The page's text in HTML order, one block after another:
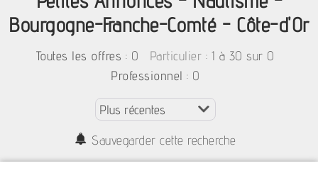
Bourgogne-Franche-Comté - Côte-d'Or
Toutes les offres : 0 Particulier : 1 à 30 sur 0
Professionnel : 0
Sauvegarder cette recherche